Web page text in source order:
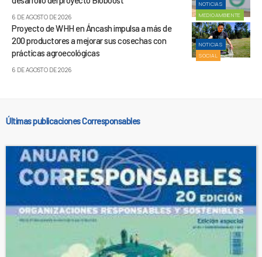
NOTICIAS
MEDIOAMBIENTE
6 DE AGOSTO DE 2026
NOTICIAS
SOCIAL
Proyecto de WHH en Áncash impulsa a más de
200 productores a mejorar sus cosechas con
prácticas agroecológicas
6 DE AGOSTO DE 2026
Últimas publicaciones Corresponsables